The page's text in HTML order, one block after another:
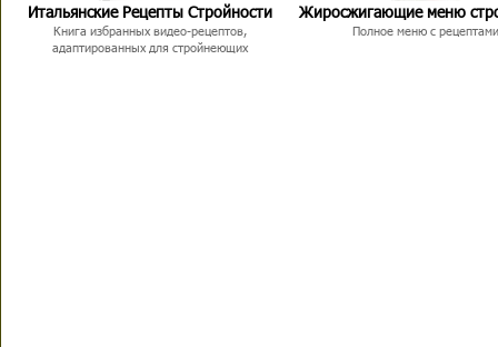
Итальянские Рецепты Стройности
Книга избранных видео-рецептов,
адаптированных для стройнеющих
Жиросжигающие меню
Полное меню с рецептами